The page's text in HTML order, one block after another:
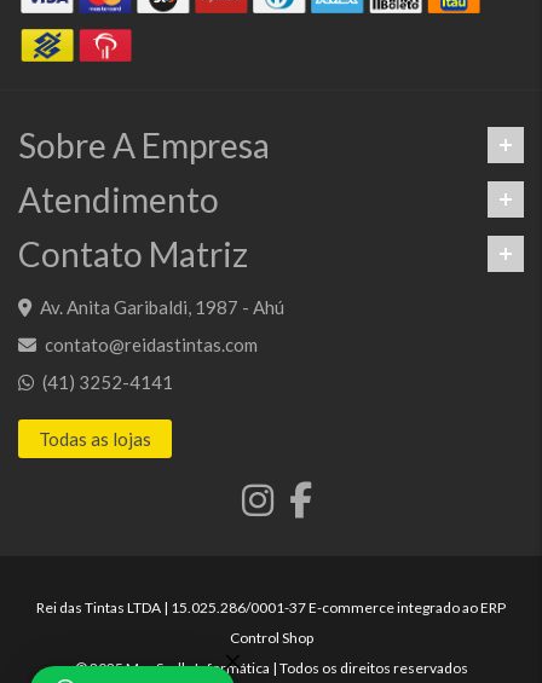
Sobre A Empresa
Atendimento
Contato Matriz
Av. Anita Garibaldi, 1987 - Ahú
contato@reidastintas.com
(41) 3252-4141
Todas as lojas
Rei das Tintas LTDA | 15.025.286/0001-37 E-commerce integrado ao ERP
Control Shop
© 2025 Max Scalla Informática | Todos os direitos reservados